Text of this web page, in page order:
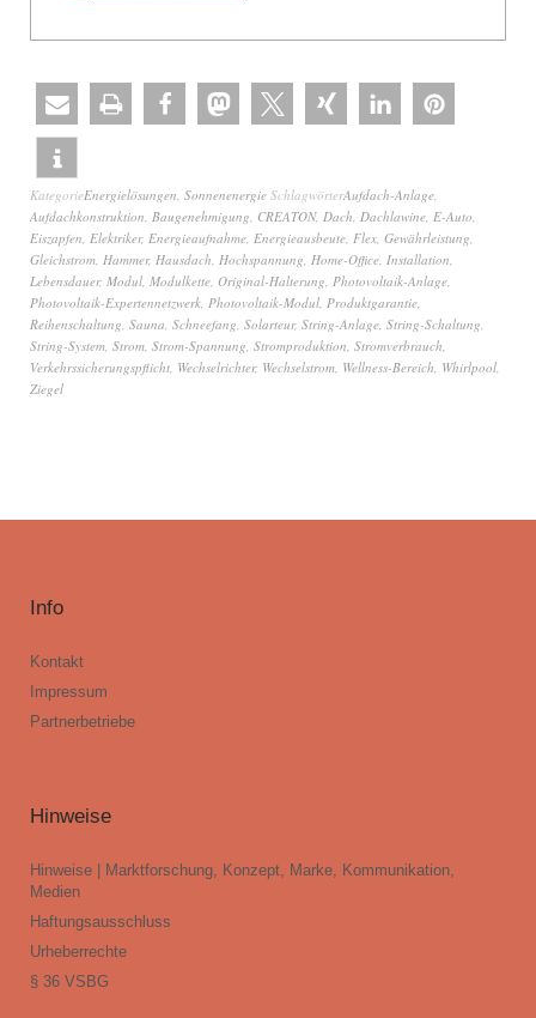
KategorieEnergielösungen, Sonnenenergie SchlagwörterAufdach-Anlage,
Aufdachkonstruktion, Baugenehmigung, CREATON, Dach, Dachlawine, E-Auto,
Eiszapfen, Elektriker, Energieaufnahme, Energieausbeute, Flex, Gewährleistung,
Gleichstrom, Hammer, Hausdach, Hochspannung, Home-Office, Installation,
Lebensdauer, Modul, Modulkette, Original-Halterung, Photovoltaik-Anlage,
Photovoltaik-Expertennetzwerk, Photovoltaik-Modul, Produktgarantie,
Reihenschaltung, Sauna, Schneefang, Solarteur, String-Anlage, String-Schaltung,
String-System, Strom, Strom-Spannung, Stromproduktion, Stromverbrauch,
Verkehrssicherungspflicht, Wechselrichter, Wechselstrom, Wellness-Bereich, Whirlpool,
Ziegel
Info
Kontakt
Impressum
Partnerbetriebe
Hinweise
Hinweise | Marktforschung, Konzept, Marke, Kommunikation,
Medien
Haftungsausschluss
Urheberrechte
§ 36 VSBG